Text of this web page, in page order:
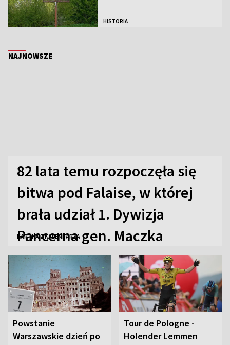
HISTORIA
NAJNOWSZE
82 lata temu rozpoczęła się
bitwa pod Falaise, w której
brała udział 1. Dywizja
Pancerna gen. Maczka
KARTKA Z KALENDARZA
Powstanie
Warszawskie dzień po
Tour de Pologne -
Holender Lemmen